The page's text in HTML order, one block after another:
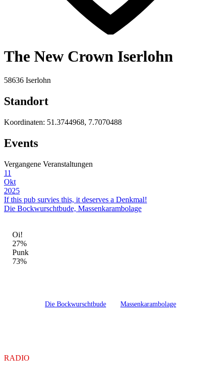
The New Crown Iserlohn
58636 Iserlohn
Standort
Koordinaten: 51.3744968, 7.7070488
Events
Vergangene Veranstaltungen
11
Okt
2025
If this pub survies this, it deserves a Denkmal!
Die Bockwurschtbude, Massenkarambolage
Oi!
27%
Punk
73%
Die Bockwurschtbude Massenkarambolage
RADIO